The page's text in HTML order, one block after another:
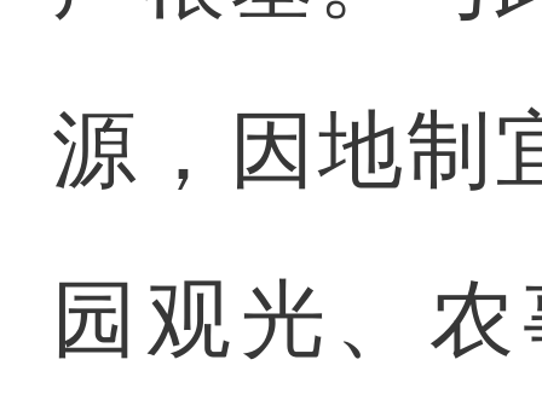
源，因地制
园观光、